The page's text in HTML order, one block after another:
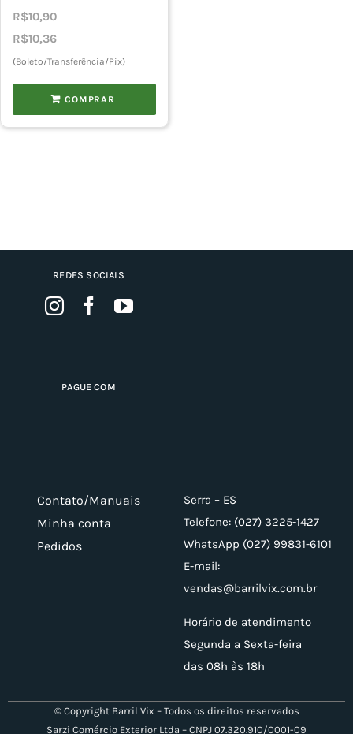
R$10,90
R$10,36
(Boleto/Transferência/Pix)
COMPRAR
REDES SOCIAIS
PAGUE COM
Contato/Manuais
Minha conta
Pedidos
Serra – ES
Telefone: (027) 3225-1427
WhatsApp (027) 99831-6101
E-mail:
vendas@barrilvix.com.br
Horário de atendimento
Segunda a Sexta-feira
das 08h às 18h
© Copyright Barril Vix – Todos os direitos reservados
Sarzi Comércio Exterior Ltda – CNPJ 07.320.910/0001-09